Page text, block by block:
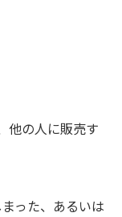
他の人に販売す
った、あるいは